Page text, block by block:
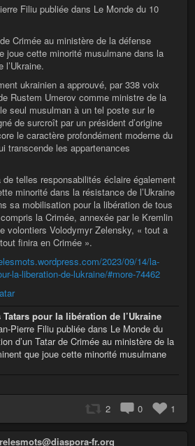
Filiu publiée dans Le Monde du 10
Crimée au ministère de la défense
joue cette minorité musulmane dans la
l’Ukraine.
ukrainien a approuvé, par 338 voix
Rustem Umerov comme ministre de la
seul musulman à un tel poste sur le
de surcroît par un président d’origine
le caractère profondément moderne du
transcende les appartenances
de telles responsabilités éclaire également
minorité dans la résistance de l’Ukraine
sa mobilisation pour la libération de tous
la Crimée, annexée par le Kremlin
volontiers Volodymyr Zelensky, « tout a
finira en Crimée ».
2023/09/14/la-
la-liberation-de-lukraine/#more-74462
pour la libération de l’Ukraine
Pierre Filiu publiée dans Le Monde du
d’un Tatar de Crimée au ministère de la
que joue cette minorité musulmane
2 0 1
fr.org